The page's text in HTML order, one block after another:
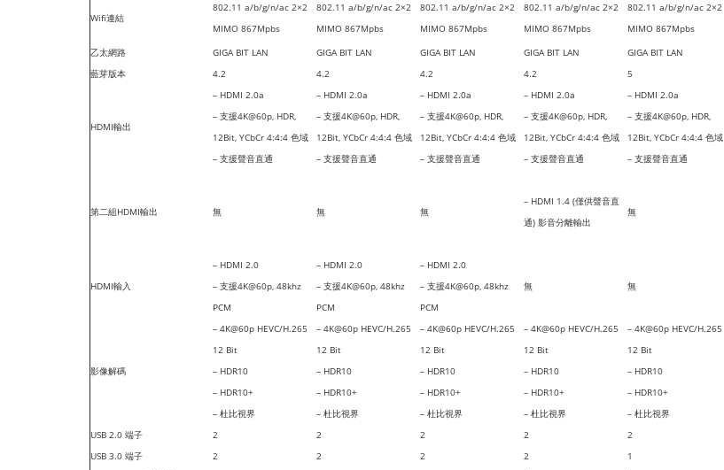
Wifi連結
802.11 a/b/g/n/ac 2×2
MIMO 867Mpbs
802.11 a/b/g/n/ac 2×2
MIMO 867Mpbs
802.11 a/b/g/n/ac 2×2
MIMO 867Mpbs
802.11 a/b/g/n/ac 2×2
MIMO 867Mpbs
802.11 a/b/g/n/ac 2×2
MIMO 867Mpbs
乙太網路
GIGA BIT LAN GIGA BIT LAN GIGA BIT LAN GIGA BIT LAN GIGA BIT LAN
藍芽版本
4.2 4.2 4.2 4.2 5
HDMI輸出
– HDMI 2.0a
– 支援4K@60p, HDR,
12Bit, YCbCr 4:4:4 色域
– 支援聲音直通
– HDMI 2.0a
– 支援4K@60p, HDR,
12Bit, YCbCr 4:4:4 色域
– 支援聲音直通
– HDMI 2.0a
– 支援4K@60p, HDR,
12Bit, YCbCr 4:4:4 色域
– 支援聲音直通
– HDMI 2.0a
– 支援4K@60p, HDR,
12Bit, YCbCr 4:4:4 色域
– 支援聲音直通
– HDMI 2.0a
– 支援4K@60p, HDR,
12Bit, YCbCr 4:4:4 色域
– 支援聲音直通
第二組HDMI輸出 無 無 無
– HDMI 1.4 (僅供聲音直
通) 影音分離輸出
無
HDMI輸入
– HDMI 2.0
– 支援4K@60p, 48khz
PCM
– HDMI 2.0
– 支援4K@60p, 48khz
PCM
– HDMI 2.0
– 支援4K@60p, 48khz
PCM
無 無
影像解碼
– 4K@60p HEVC/H.265
12 Bit
– HDR10
– HDR10+
– 杜比視界
– 4K@60p HEVC/H.265
12 Bit
– HDR10
– HDR10+
– 杜比視界
– 4K@60p HEVC/H.265
12 Bit
– HDR10
– HDR10+
– 杜比視界
– 4K@60p HEVC/H.265
12 Bit
– HDR10
– HDR10+
– 杜比視界
– 4K@60p HEVC/H.265
12 Bit
– HDR10
– HDR10+
– 杜比視界
USB 2.0 端子
2 2 2 2 2
USB 3.0 端子
2 2 2 2 1